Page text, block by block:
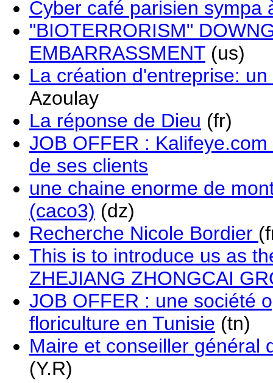
Cyber café parisien sympa
"BIOTERRORISM"
EMBARRASSMENT (us)
La création d'entreprise:
Azoulay
La réponse de Dieu (fr)
JOB OFFER :
de ses clients
une chaine enorme de
(caco3) (dz)
Recherche Nicole Bordier
This is to introduce us as
ZHEJIANG ZHONGCAI
JOB OFFER : une société
floriculture en Tunisie (tn)
Maire et conseiller général
(Y.R)